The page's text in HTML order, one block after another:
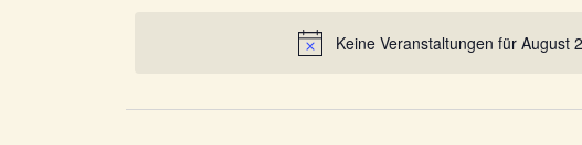
Keine Veranstaltungen für August